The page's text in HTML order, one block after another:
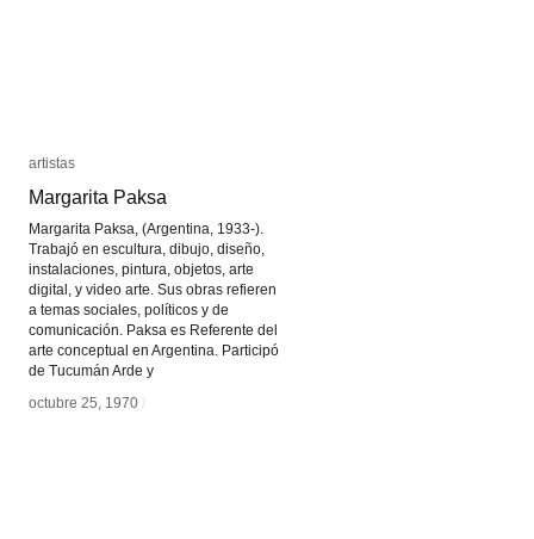
artistas
Margarita Paksa
Margarita Paksa, (Argentina, 1933-).
Trabajó en escultura, dibujo, diseño,
instalaciones, pintura, objetos, arte
digital, y video arte. Sus obras refieren
a temas sociales, políticos y de
comunicación. Paksa es Referente del
arte conceptual en Argentina. Participó
de Tucumán Arde y
octubre 25, 1970 /
artistas
Margarita Paksa
octubre 25, 1970 /